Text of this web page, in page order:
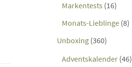
Markentests (16)
Monats-Lieblinge (8)
Unboxing (360)
Adventskalender (46)